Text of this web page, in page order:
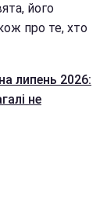
його
про те, хто
липень 2026:
не